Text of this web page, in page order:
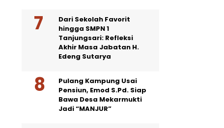
Dari Sekolah Favorit
hingga SMPN 1
Tanjungsari: Refleksi
Akhir Masa Jabatan H.
Edeng Sutarya
Pulang Kampung Usai
Pensiun, Emod S.Pd. Siap
Bawa Desa Mekarmukti
Jadi “MANJUR”